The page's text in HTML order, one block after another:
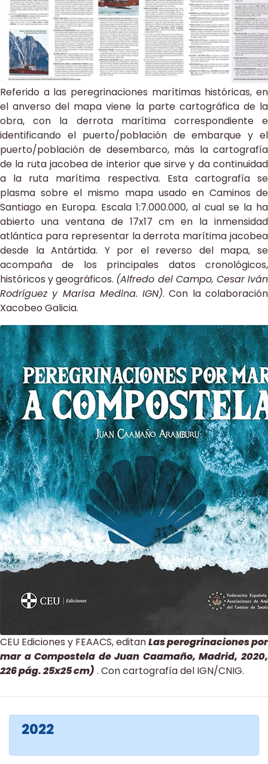
Referido a las peregrinaciones marítimas históricas, en
el anverso del mapa viene la parte cartográfica de la
obra, con la derrota marítima correspondiente e
identificando el puerto/población de embarque y el
puerto/población de desembarco, más la cartografía
de la ruta jacobea de interior que sirve y da continuidad
a la ruta marítima respectiva. Esta cartografía se
plasma sobre el mismo mapa usado en Caminos de
Santiago en Europa. Escala 1:7.000.000, al cual se la ha
abierto una ventana de 17x17 cm en la inmensidad
atlántica para representar la derrota marítima jacobea
desde la Antártida. Y por el reverso del mapa, se
acompaña de los principales datos cronológicos,
históricos y geográficos. (Alfredo del Campo, Cesar Iván
Rodríguez y Marisa Medina. IGN). Con la colaboración
Xacobeo Galicia.
CEU Ediciones y FEAACS, editanLas peregrinaciones por
mar a Compostela de Juan Caamaño, Madrid, 2020,
226 pág. 25x25 cm) . Con cartografía del IGN/CNIG.
2022